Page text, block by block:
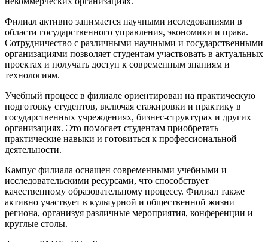
Филиал активно занимается научными исследованиями в
области государственного управления, экономики и права.
Сотрудничество с различными научными и государственными
организациями позволяет студентам участвовать в актуальных
проектах и получать доступ к современным знаниям и
технологиям.
Учебный процесс в филиале ориентирован на практическую
подготовку студентов, включая стажировки и практику в
государственных учреждениях, бизнес-структурах и других
организациях. Это помогает студентам приобретать
практические навыки и готовиться к профессиональной
деятельности.
Кампус филиала оснащен современными учебными и
исследовательскими ресурсами, что способствует
качественному образовательному процессу. Филиал также
активно участвует в культурной и общественной жизни
региона, организуя различные мероприятия, конференции и
круглые столы.